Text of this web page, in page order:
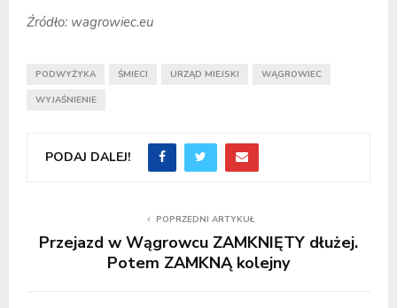
Źródło: wagrowiec.eu
PODWYŻYKA ŚMIECI URZĄD MIEJSKI WĄGROWIEC
WYJAŚNIENIE
PODAJ DALEJ!
POPRZEDNI ARTYKUŁ
Przejazd w Wągrowcu ZAMKNIĘTY dłużej.
Potem ZAMKNĄ kolejny